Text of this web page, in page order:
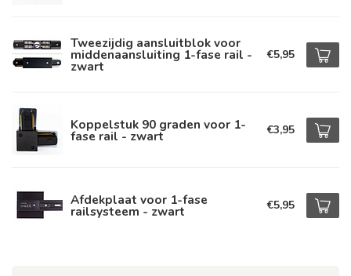
Tweezijdig aansluitblok voor
middenaansluiting 1-fase rail -
zwart
€5,95
Koppelstuk 90 graden voor 1-
fase rail - zwart €3,95
Afdekplaat voor 1-fase
railsysteem - zwart €5,95